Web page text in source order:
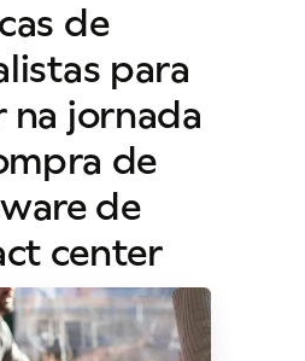
de
para
na jornada
de
de
center